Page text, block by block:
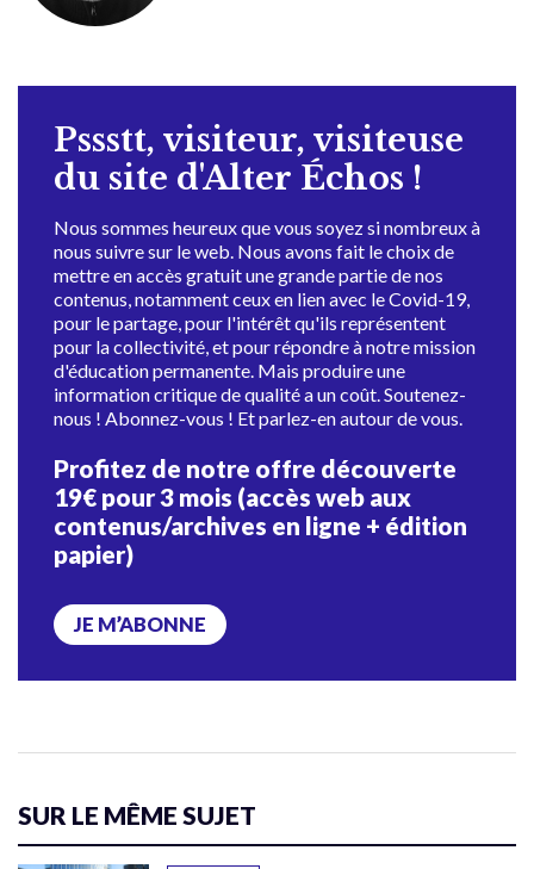
Pssstt, visiteur, visiteuse
du site d'Alter Échos !
Nous sommes heureux que vous soyez si nombreux à
nous suivre sur le web. Nous avons fait le choix de
mettre en accès gratuit une grande partie de nos
contenus, notamment ceux en lien avec le Covid-19,
pour le partage, pour l'intérêt qu'ils représentent
pour la collectivité, et pour répondre à notre mission
d'éducation permanente. Mais produire une
information critique de qualité a un coût. Soutenez-
nous ! Abonnez-vous ! Et parlez-en autour de vous.
Profitez de notre offre découverte
19€ pour 3 mois (accès web aux
contenus/archives en ligne + édition
papier)
JE M’ABONNE
SUR LE MÊME SUJET